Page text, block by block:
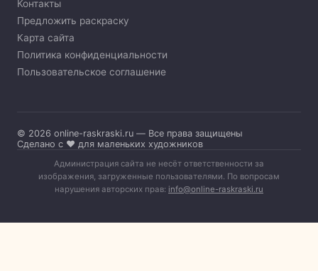
Контакты
Предложить раскраску
Карта сайта
Политика конфиденциальности
Пользовательское соглашение
© 2026 online-raskraski.ru — Все права защищены
Сделано с ❤️ для маленьких художников
Администрация сайта не несёт ответственности за
изображения, загруженные пользователями. По вопросам
нарушения авторских прав: info@online-raskraski.ru